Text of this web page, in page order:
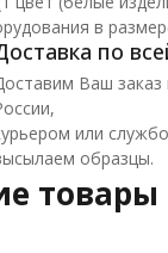
в
по
Ваш
или
образцы.
товары